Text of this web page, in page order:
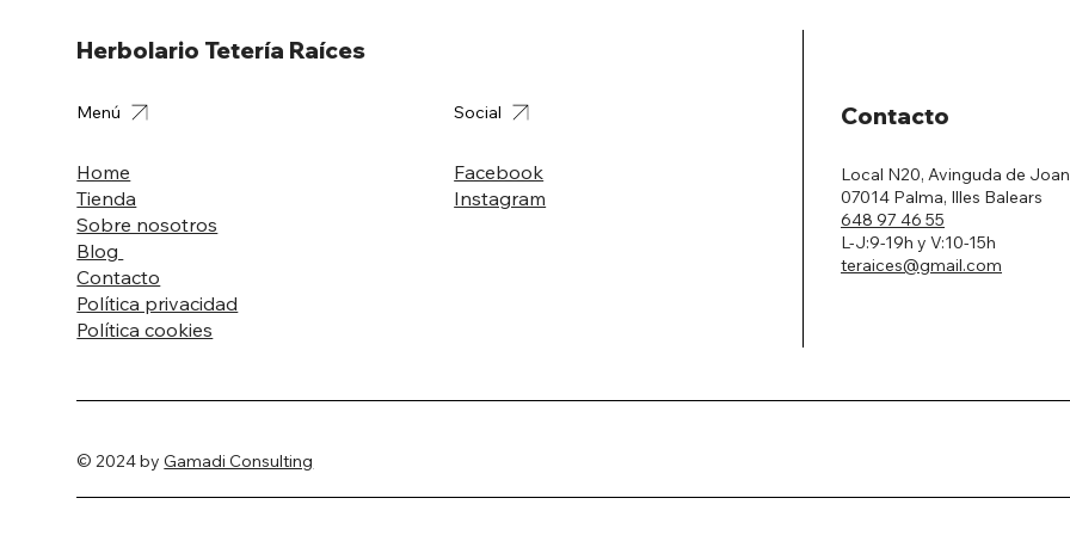
Herbolario Tetería Raíces
© 2024 byGamadi Consulting
Local N20, Avinguda de
07014 Palma, Illes Balears
648 97 46 55
L-J:9-19h y V:10-15h
teraices@gmail.com
Contacto
Home
Tienda
Sobre nosotros
Blog
Contacto
Política privacidad
Política cookies
Menú
Facebook
Instagram
Social